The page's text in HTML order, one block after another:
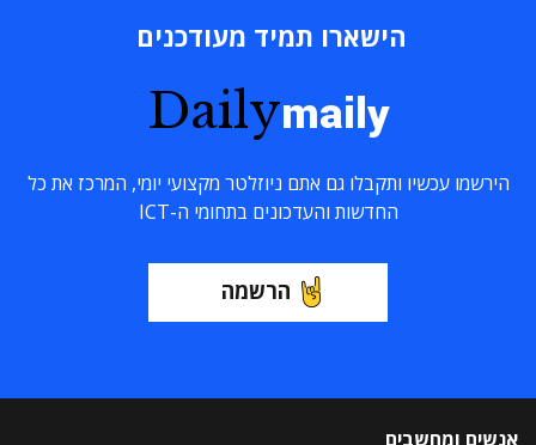
הישארו תמיד מעודכנים
Dailymaily
הירשמו עכשיו ותקבלו גם אתם ניוזלטר מקצועי יומי, המרכז את כל
החדשות והעדכונים בתחומי ה-ICT
הרשמה
אנשים ומחשבים